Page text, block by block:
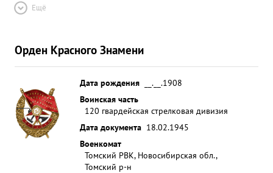
Ещё
Орден Красного Знамени
Дата рождения
__.__.1908
Воинская часть
120 гвардейская стрелковая дивизия
Дата документа 18.02.1945
Военкомат
Томский РВК, Новосибирская обл.,
Томский р-н